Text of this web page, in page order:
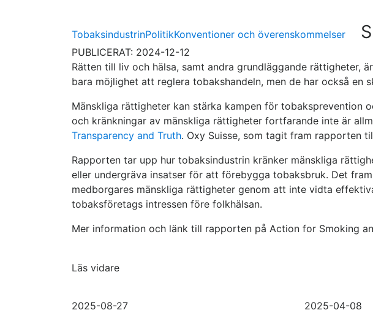
TobaksindustrinPolitikKonventioner och överenskommelser
PUBLICERAT: 2024-12-12
Rätten till liv och hälsa, samt andra grundläggande rättigheter,
bara möjlighet att reglera tobakshandeln, men de har också
Mänskliga rättigheter kan stärka kampen för tobaksprevention
och kränkningar av mänskliga rättigheter fortfarande inte är
Transparency and Truth. Oxy Suisse, som tagit fram rapporten
Rapporten tar upp hur tobaksindustrin kränker mänskliga
eller undergräva insatser för att förebygga tobaksbruk. Det
medborgares mänskliga rättigheter genom att inte vidta
tobaksföretags intressen före folkhälsan.
Mer information och länk till rapporten på Action for Smoking
Läs vidare
2025-08-27 2025-04-08